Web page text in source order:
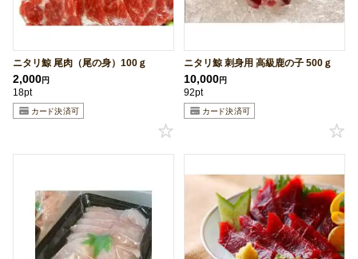
ニタリ鯨 尾肉（尾の身）100ｇ
2,000円
18pt
ニタリ鯨 刺身用 高級鹿の子 500ｇ
10,000円
92pt